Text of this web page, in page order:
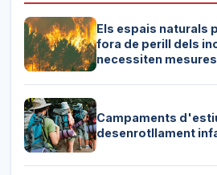
Els espais naturals
fora de perill dels
necessiten
Campaments
desenrotllament